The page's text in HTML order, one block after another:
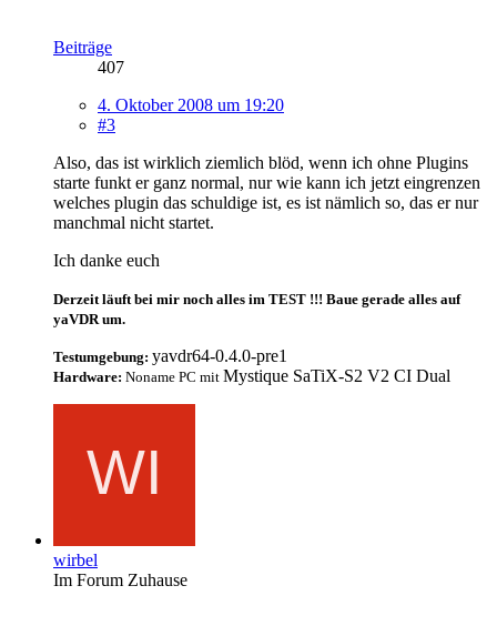
Beiträge
407
4. Oktober 2008 um 19:20
#3
Also, das ist wirklich ziemlich blöd, wenn ich ohne Plugins
starte funkt er ganz normal, nur wie kann ich jetzt eingrenzen
welches plugin das schuldige ist, es ist nämlich so, das er nur
manchmal nicht startet.
Ich danke euch
Derzeit läuft bei mir noch alles im TEST !!! Baue gerade alles auf
yaVDR um.
Testumgebung: yavdr64-0.4.0-pre1
Hardware: Noname PC mit Mystique SaTiX-S2 V2 CI Dual
wirbel
Im Forum Zuhause